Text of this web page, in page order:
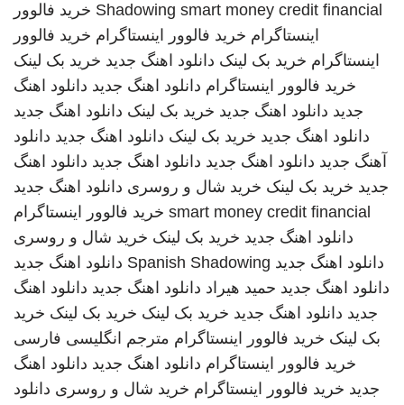
Shadowing smart money credit financial
خرید فالوور
اینستاگرام خرید فالوور اینستاگرام خرید فالوور
اینستاگرام خرید بک لینک دانلود اهنگ جدید خرید بک لینک
خرید فالوور اینستاگرام دانلود اهنگ جدید دانلود اهنگ
جدید دانلود اهنگ جدید خرید بک لینک دانلود اهنگ جدید
دانلود اهنگ جدید خرید بک لینک دانلود اهنگ جدید دانلود
آهنگ جدید دانلود اهنگ جدید دانلود اهنگ جدید دانلود اهنگ
جدید خرید بک لینک خرید شال و روسری دانلود اهنگ جدید
smart money credit financial خرید فالوور اینستاگرام
دانلود اهنگ جدید خرید بک لینک خرید شال و روسری
دانلود اهنگ جدید Spanish Shadowing دانلود اهنگ جدید
دانلود اهنگ جدید حمید هیراد دانلود اهنگ جدید دانلود اهنگ
جدید دانلود اهنگ جدید خرید بک لینک خرید بک لینک خرید
بک لینک خرید فالوور اینستاگرام مترجم انگلیسی فارسی
خرید فالوور اینستاگرام دانلود اهنگ جدید دانلود اهنگ
جدید خرید فالوور اینستاگرام خرید شال و روسری دانلود